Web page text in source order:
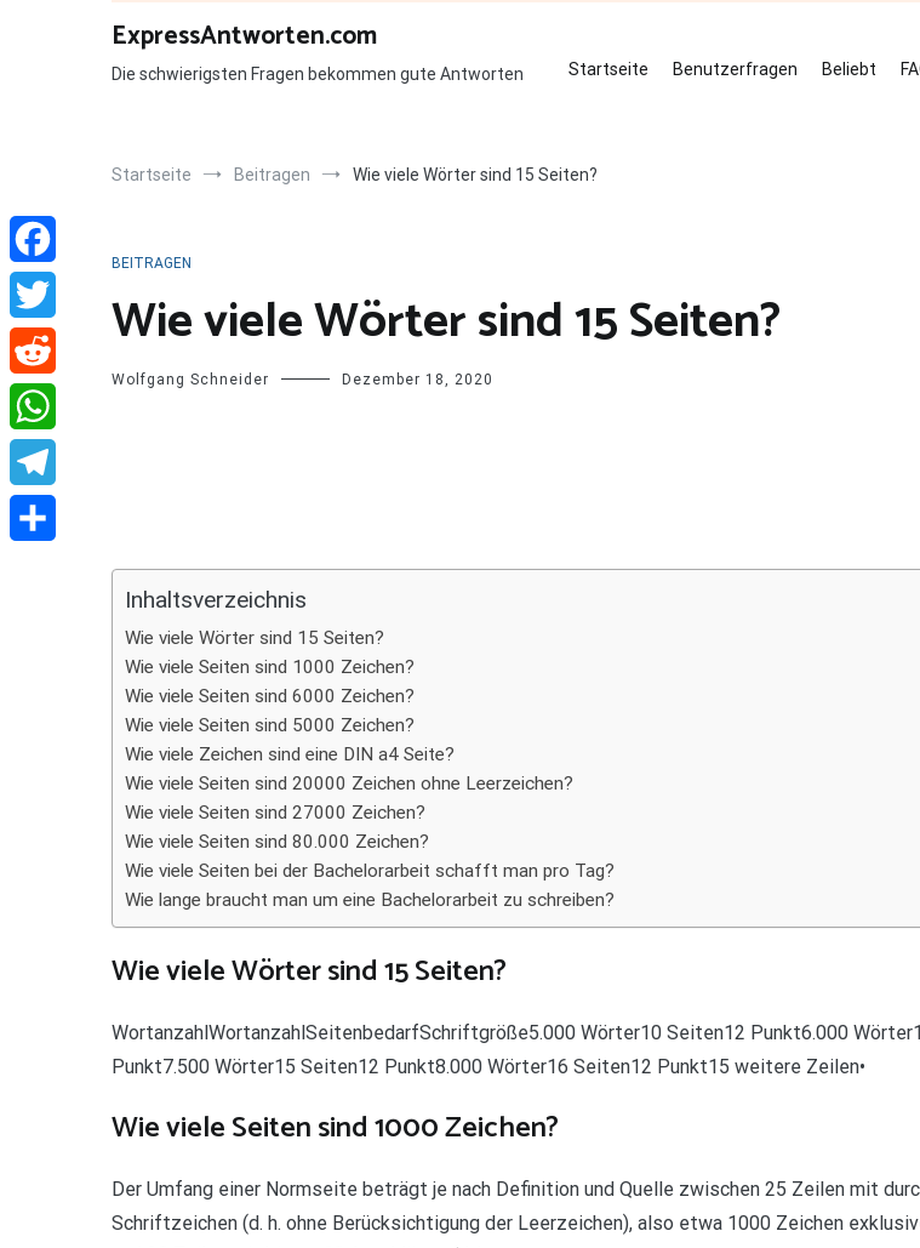
ExpressAntworten.com
Die schwierigsten Fragen bekommen gute Antworten Startseite Benutzerfragen Beliebt
Startseite Beitragen Wie viele Wörter sind 15 Seiten?
BEITRAGEN
Wie viele Wörter sind 15 Seiten?
Wolfgang Schneider Dezember 18, 2020
Inhaltsverzeichnis
Wie viele Wörter sind 15 Seiten?
Wie viele Seiten sind 1000 Zeichen?
Wie viele Seiten sind 6000 Zeichen?
Wie viele Seiten sind 5000 Zeichen?
Wie viele Zeichen sind eine DIN a4 Seite?
Wie viele Seiten sind 20000 Zeichen ohne Leerzeichen?
Wie viele Seiten sind 27000 Zeichen?
Wie viele Seiten sind 80.000 Zeichen?
Wie viele Seiten bei der Bachelorarbeit schafft man pro Tag?
Wie lange braucht man um eine Bachelorarbeit zu schreiben?
Wie viele Wörter sind 15 Seiten?
WortanzahlWortanzahlSeitenbedarfSchriftgröße5.000 Wörter10 Seiten12 Punkt6.000
Punkt7.500 Wörter15 Seiten12 Punkt8.000 Wörter16 Seiten12 Punkt15 weitere Zeilen•
Wie viele Seiten sind 1000 Zeichen?
Der Umfang einer Normseite beträgt je nach Definition und Quelle zwischen 25 Zeilen mit
Schriftzeichen (d. h. ohne Berücksichtigung der Leerzeichen), also etwa 1000 Zeichen
Facebook
Twitter
Reddit
WhatsApp
Telegram